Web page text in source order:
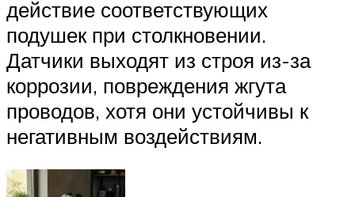
действие соответствующих
подушек при столкновении.
Датчики выходят из строя из-за
коррозии, повреждения жгута
проводов, хотя они устойчивы к
негативным воздействиям.